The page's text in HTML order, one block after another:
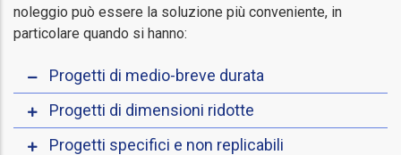
noleggio può essere la soluzione più conveniente, in
particolare quando si hanno:
Progetti di medio-breve durata
Progetti di dimensioni ridotte
Progetti specifici e non replicabili